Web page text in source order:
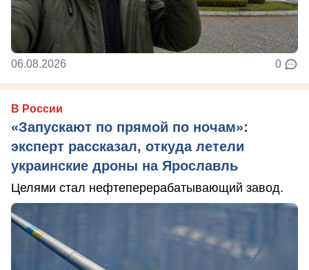
06.08.2026 0
В России
«Запускают по прямой по ночам»:
эксперт рассказал, откуда летели
украинские дроны на Ярославль
Целями стал нефтеперерабатывающий завод.